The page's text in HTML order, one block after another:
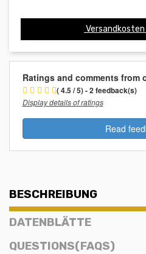
Ratings and comments from
( 4.5 / 5) - 2 feedback(s)
Display details of ratings
Read
BESCHREIBUNG
DATENBLÄTTE
QUESTIONS(FAQS)